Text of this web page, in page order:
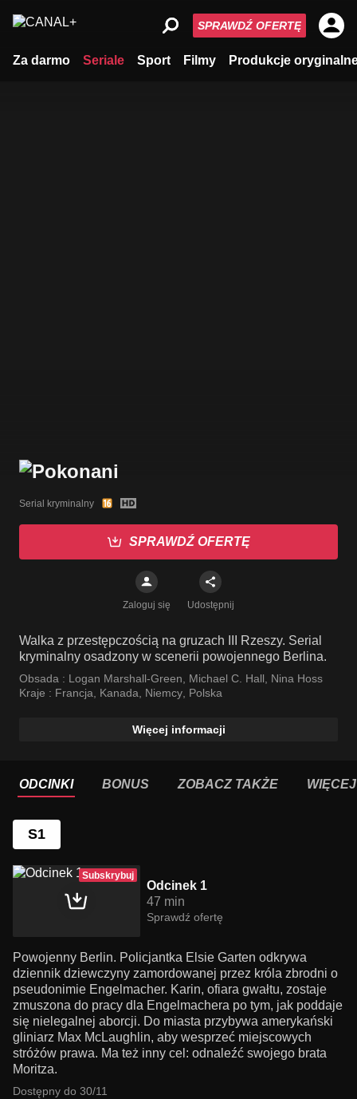
Za darmo Seriale Sport Filmy Produkcje
SPRAWDŹ OFERTĘ
Serial kryminalny
SPRAWDŹ OFERTĘ
Zaloguj się Udostępnij
Walka z przestępczością na gruzach III Rzeszy. Serial
kryminalny osadzony w scenerii powojennego Berlina.
Obsada : Logan Marshall-Green, Michael C. Hall, Nina Hoss
Kraje : Francja, Kanada, Niemcy, Polska
Więcej informacji
ODCINKI BONUS ZOBACZ TAKŻE
S1
Subskrybuj
Odcinek 1
47 min
Sprawdź ofertę
Powojenny Berlin. Policjantka Elsie Garten odkrywa
dziennik dziewczyny zamordowanej przez króla zbrodni o
pseudonimie Engelmacher. Karin, ofiara gwałtu, zostaje
zmuszona do pracy dla Engelmachera po tym, jak poddaje
się nielegalnej aborcji. Do miasta przybywa amerykański
gliniarz Max McLaughlin, aby wesprzeć miejscowych
stróżów prawa. Ma też inny cel: odnaleźć swojego brata
Moritza.
Dostępny do 30/11